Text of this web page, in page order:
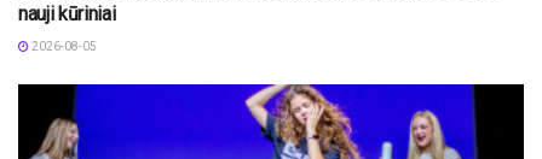
nauji kūriniai
2026-08-05